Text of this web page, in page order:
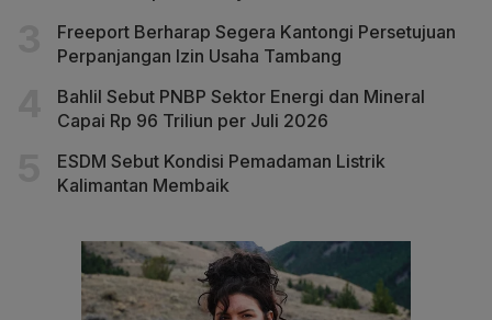
Freeport Berharap Segera Kantongi Persetujuan
Perpanjangan Izin Usaha Tambang
Bahlil Sebut PNBP Sektor Energi dan Mineral
Capai Rp 96 Triliun per Juli 2026
ESDM Sebut Kondisi Pemadaman Listrik
Kalimantan Membaik